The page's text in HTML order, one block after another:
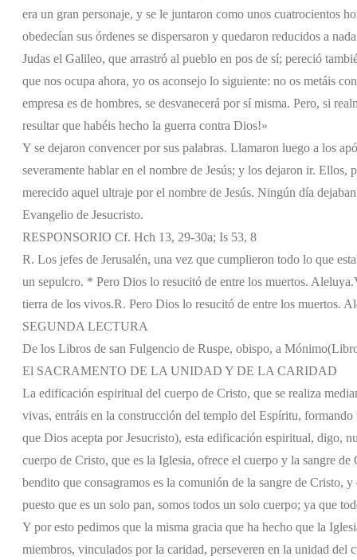
era un gran personaje, y se le juntaron como unos cuatrocientos
obedecían sus órdenes se dispersaron y quedaron reducidos a
Judas el Galileo, que arrastró al pueblo en pos de sí; pereció
que nos ocupa ahora, yo os aconsejo lo siguiente: no os metáis
empresa es de hombres, se desvanecerá por sí misma. Pero, si
resultar que habéis hecho la guerra contra Dios!»
Y se dejaron convencer por sus palabras. Llamaron luego a los
severamente hablar en el nombre de Jesús; y los dejaron ir. Ellos,
merecido aquel ultraje por el nombre de Jesús. Ningún día
Evangelio de Jesucristo.
RESPONSORIO Cf. Hch 13, 29-30a; Is 53, 8
R. Los jefes de Jerusalén, una vez que cumplieron todo lo que
un sepulcro. * Pero Dios lo resucitó de entre los muertos. Aleluya.
tierra de los vivos.R. Pero Dios lo resucitó de entre los muertos.
SEGUNDA LECTURA
De los Libros de san Fulgencio de Ruspe, obispo, a Mónimo
El SACRAMENTO DE LA UNIDAD Y DE LA CARIDAD
La edificación espiritual del cuerpo de Cristo, que se realiza
vivas, entráis en la construcción del templo del Espíritu,
que Dios acepta por Jesucristo), esta edificación espiritual, digo,
cuerpo de Cristo, que es la Iglesia, ofrece el cuerpo y la sangre
bendito que consagramos es la comunión de la sangre de Cristo,
puesto que es un solo pan, somos todos un solo cuerpo; ya que
Y por esto pedimos que la misma gracia que ha hecho que la
miembros, vinculados por la caridad, perseveren en la unidad del